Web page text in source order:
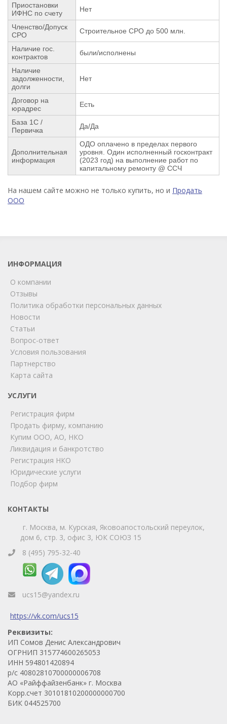
Приостановки
ИФНС по счету
Нет
Членство/Допуск
СРО
Строительное СРО до 500 млн.
Наличие гос.
контрактов
были/исполнены
Наличие
задолженности,
долги
Нет
Договор на
юрадрес
Есть
База 1С /
Первичка
Да/Да
Дополнительная
информация
ОДО оплачено в пределах первого
уровня. Один исполненный госконтракт
(2023 год) на выполнение работ по
капитальному ремонту @ ССЧ
На нашем сайте можно не только купить, но и Продать
ООО
ИНФОРМАЦИЯ
О компании
Отзывы
Политика обработки персональных данных
Новости
Статьи
Вопрос-ответ
Условия пользования
Партнерство
Карта сайта
УСЛУГИ
Регистрация фирм
Продать фирму, компанию
Купим ООО, АО, НКО
Ликвидация и банкротство
Регистрация НКО
Юридические услуги
Подбор фирм
КОНТАКТЫ
г. Москва, м. Курская, Яковоапостольский переулок,
дом 6, стр. 3, офис 3, ЮК СОЮЗ 15
8 (495) 795-32-40
ucs15@yandex.ru
https://vk.com/ucs15
Реквизиты:
ИП Сомов Денис Александрович
ОГРНИП 315774600265053
ИНН 594801420894
р/с 40802810700000006708
АО «Райффайзенбанк» г. Москва
Корр.счет 30101810200000000700
БИК 044525700
Мы на связи!
Позвоните нам или свяжитесь с нами через любой
удобный мессенджер!
Telegram
Телефон